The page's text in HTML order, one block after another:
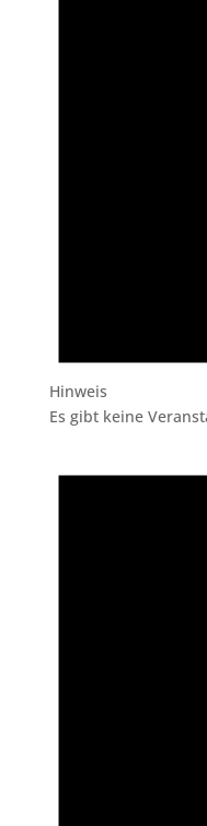
Hinweis
Es gibt keine